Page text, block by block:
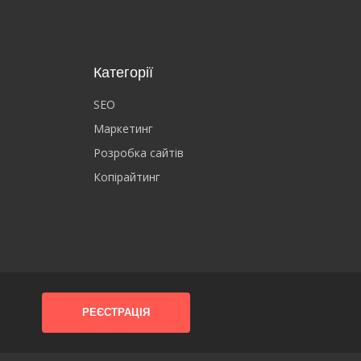
Категорії
SEO
Маркетинг
Розробка сайтів
Копірайтинг
РЕЄСТРАЦІЯ